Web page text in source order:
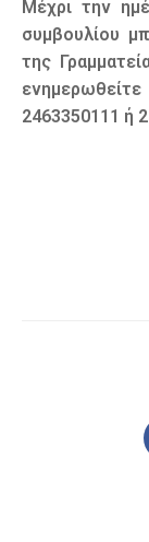
Μέχρι την
συμβουλίου
της
2463350111 ή